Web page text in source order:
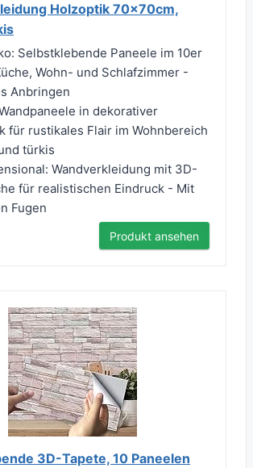
Holzoptik 70x70cm,
Selbstklebende Paneele im 10er
Wohn- und Schlafzimmer -
Anbringen
in dekorativer
für rustikales Flair im Wohnbereich
türkis
Wandverkleidung mit 3D-
für realistischen Eindruck - Mit
Fugen
Produkt ansehen
3D-Tapete, 10 Paneelen